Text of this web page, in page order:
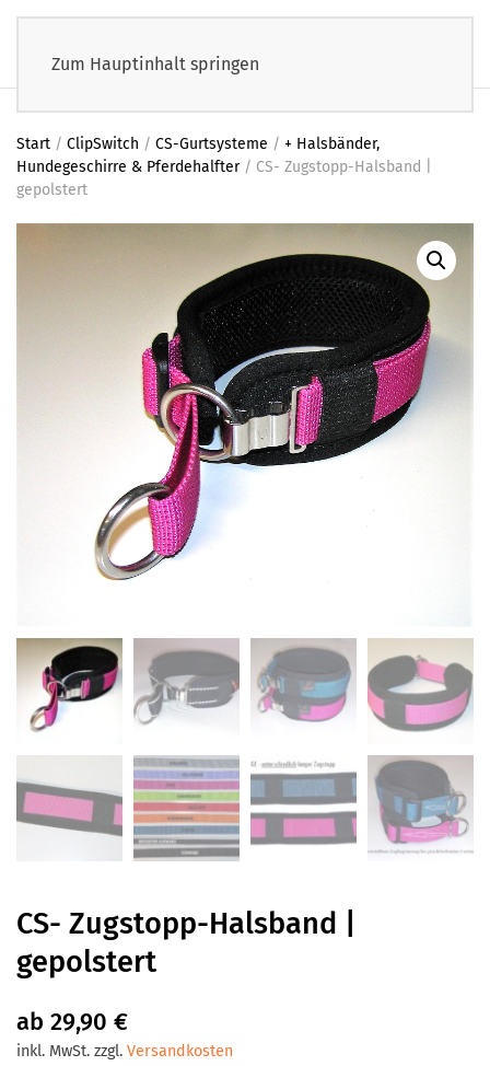
Zum Hauptinhalt springen
Start / ClipSwitch / CS-Gurtsysteme / + Halsbänder,
Hundegeschirre & Pferdehalfter/ CS- Zugstopp-Halsband |
gepolstert
CS- Zugstopp-Halsband |
gepolstert
ab 29,90 €
inkl. MwSt. zzgl. Versandkosten